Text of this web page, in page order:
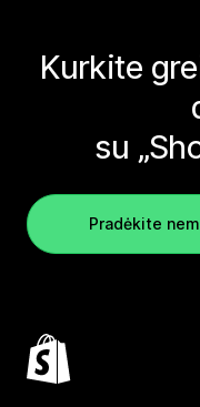
Kurkite
su
Pradėkite